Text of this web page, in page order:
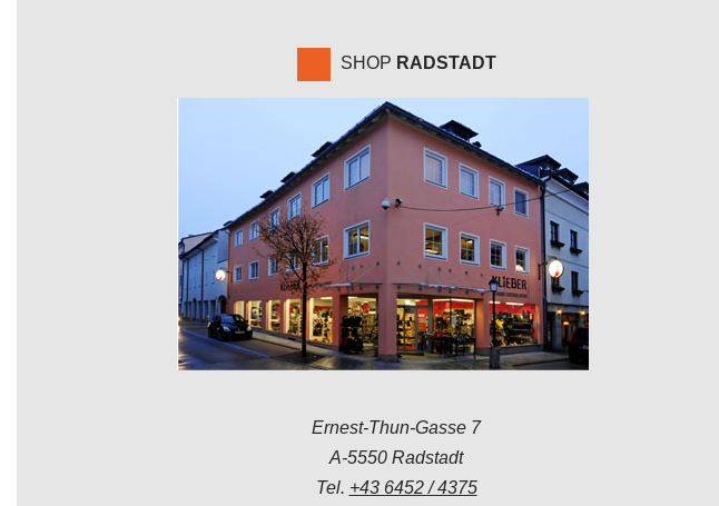
SHOP RADSTADT
Ernest-Thun-Gasse 7
A-5550 Radstadt
Tel. +43 6452 / 4375